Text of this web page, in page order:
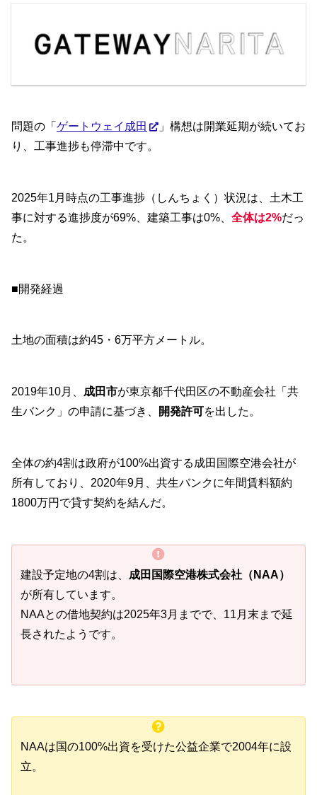
問題の「 ゲートウェイ成田
」構想は開業延期が続いてお
り、工事進捗も停滞中です。
2025年1月時点の工事進捗（しんちょく）状況は、土木工
事に対する進捗度が69%、建築工事は0%、 全体は2%だっ
た。
■開発経過
土地の面積は約45・6万平方メートル。
2019年10月、 成田市が東京都千代田区の不動産会社「共
生バンク」の申請に基づき、
開発許可を出した。
全体の約4割は政府が100%出資する成田国際空港会社が
所有しており、2020年9月、共生バンクに年間賃料額約
1800万円で貸す契約を結んだ。
建設予定地の4割は、 成田国際空港株式会社（NAA）
が所有しています。
NAAとの借地契約は2025年3月までで、11月末まで延
長されたようです。
NAAは国の100%出資を受けた公益企業で2004年に設
立。